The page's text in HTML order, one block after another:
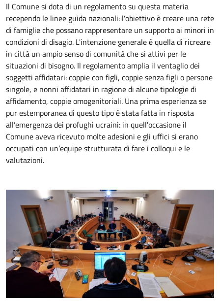
Il Comune si dota di un regolamento su questa materia
recependo le linee guida nazionali: l'obiettivo è creare una rete
di famiglie che possano rappresentare un supporto ai minori in
condizioni di disagio. L'intenzione generale è quella di ricreare
in città un ampio senso di comunità che si attivi per le
situazioni di bisogno. Il regolamento amplia il ventaglio dei
soggetti affidatari: coppie con figli, coppie senza figli o persone
singole, e nonni affidatari in ragione di alcune tipologie di
affidamento, coppie omogenitoriali. Una prima esperienza se
pur estemporanea di questo tipo è stata fatta in risposta
all’emergenza dei profughi ucraini: in quell'occasione il
Comune aveva ricevuto molte adesioni e gli uffici si erano
occupati con un’equipe strutturata di fare i colloqui e le
valutazioni.